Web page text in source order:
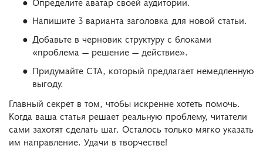
Напишите 3 варианта заголовка для новой статьи.
Добавьте в черновик структуру с блоками
«проблема — решение — действие».
Придумайте CTA, который предлагает немедленную
выгоду.
Главный секрет в том, чтобы искренне хотеть помочь.
Когда ваша статья решает реальную проблему, читатели
сами захотят сделать шаг. Осталось только мягко указать
им направление. Удачи в творчестве!